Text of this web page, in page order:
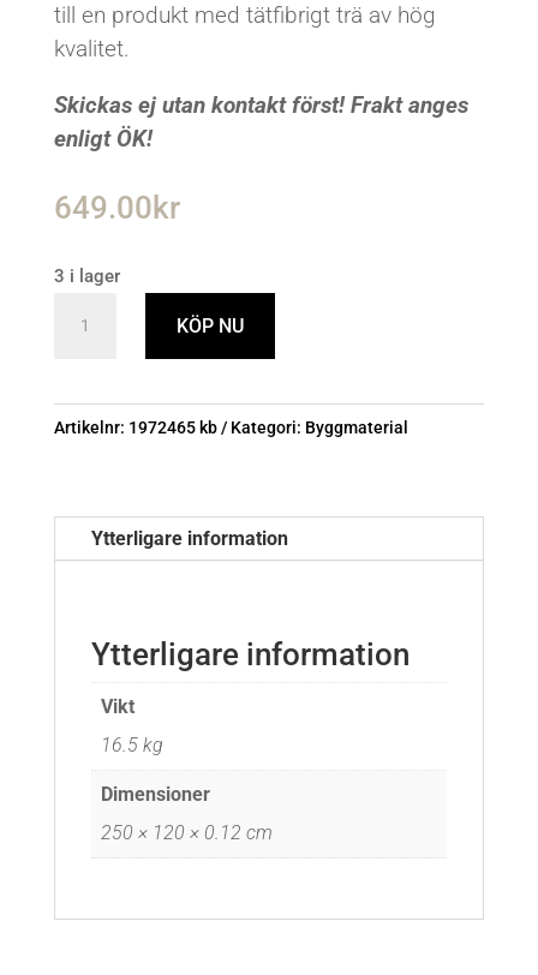
till en produkt med tätfibrigt trä av hög
kvalitet.
Skickas ej utan kontakt först! Frakt anges
enligt ÖK!
649.00kr
3 i lager
20/70
12mm
KÖP NU
Artikelnr: 1972465 kb Kategori: Byggmaterial
Ytterligare information
Ytterligare information
Vikt
16.5 kg
Dimensioner
250 × 120 × 0.12 cm